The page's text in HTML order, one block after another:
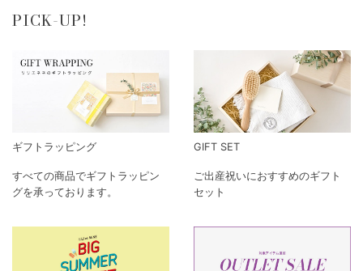
PICK-UP!
ギフトラッピング
すべての商品でギフトラッピン
グを承っております。
GIFT SET
ご出産祝いにおすすめのギフト
セット